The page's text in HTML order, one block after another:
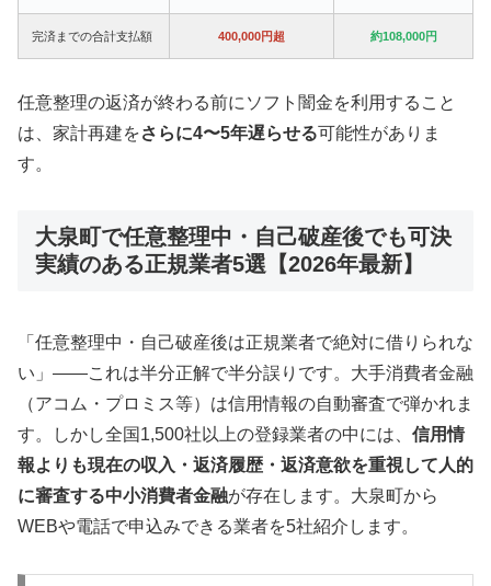
完済までの合計支払額 400,000円超 約108,000円
任意整理の返済が終わる前にソフト闇金を利用すること
は、家計再建をさらに4〜5年遅らせる可能性がありま
す。
大泉町で任意整理中・自己破産後でも可決
実績のある正規業者5選【2026年最新】
「任意整理中・自己破産後は正規業者で絶対に借りられな
い」——これは半分正解で半分誤りです。大手消費者金融
（アコム・プロミス等）は信用情報の自動審査で弾かれま
す。しかし全国1,500社以上の登録業者の中には、 信用情
報よりも現在の収入・返済履歴・返済意欲を重視して人的
に審査する中小消費者金融が存在します。大泉町から
WEBや電話で申込みできる業者を5社紹介します。